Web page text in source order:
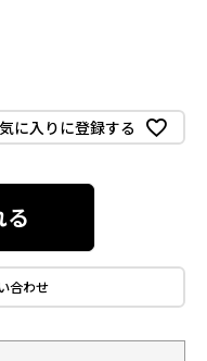
に入りに登録する
る
合わせ